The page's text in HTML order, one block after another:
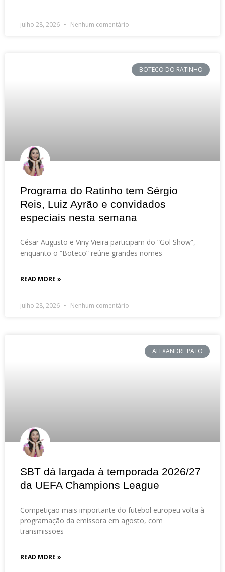
julho 28, 2026 Nenhum comentário
BOTECO DO RATINHO
Programa do Ratinho tem Sérgio
Reis, Luiz Ayrão e convidados
especiais nesta semana
César Augusto e Viny Vieira participam do “Gol Show”,
enquanto o “Boteco” reúne grandes nomes
READ MORE »
julho 28, 2026 Nenhum comentário
ALEXANDRE PATO
SBT dá largada à temporada 2026/27
da UEFA Champions League
Competição mais importante do futebol europeu volta à
programação da emissora em agosto, com
transmissões
READ MORE »